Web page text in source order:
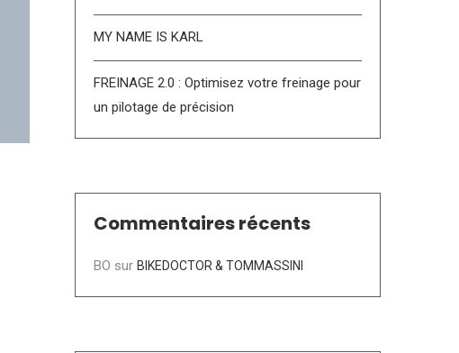
MY NAME IS KARL
FREINAGE 2.0 : Optimisez votre freinage pour
un pilotage de précision
Commentaires récents
BO sur BIKEDOCTOR & TOMMASSINI